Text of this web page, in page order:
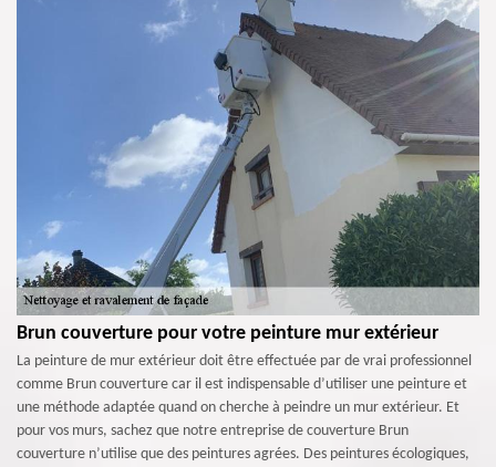
Brun couverture pour votre peinture mur extérieur
La peinture de mur extérieur doit être effectuée par de vrai professionnel
comme Brun couverture car il est indispensable d’utiliser une peinture et
une méthode adaptée quand on cherche à peindre un mur extérieur. Et
pour vos murs, sachez que notre entreprise de couverture Brun
couverture n’utilise que des peintures agrées. Des peintures écologiques,